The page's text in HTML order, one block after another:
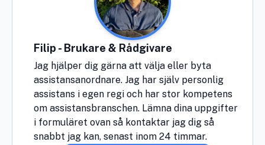
Filip - Brukare & Rådgivare
Jag hjälper dig gärna att välja eller byta
assistansanordnare. Jag har själv personlig
assistans i egen regi och har stor kompetens
om assistansbranschen. Lämna dina uppgifter
i formuläret ovan så kontaktar jag dig så
snabbt jag kan, senast inom 24 timmar.